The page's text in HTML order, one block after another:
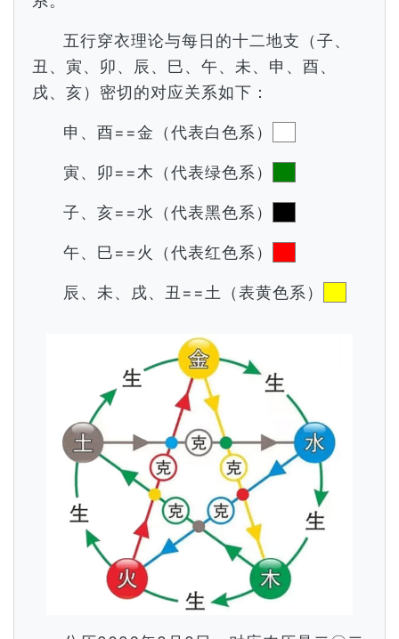
五行穿衣理论与每日的十二地支（子、
丑、寅、卯、辰、巳、午、未、申、酉、
戌、亥）密切的对应关系如下：
申、酉==金（代表白色系）
寅、卯==木（代表绿色系）
子、亥==水（代表黑色系）
午、巳==火（代表红色系）
辰、未、戌、丑==土（表黄色系）